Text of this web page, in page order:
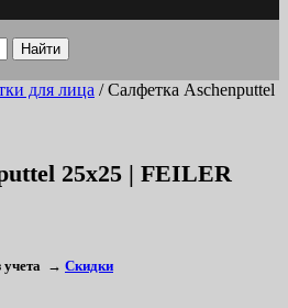
для лица / Салфетка Aschenputtel
25х25 | FEILER
учета → Скидки